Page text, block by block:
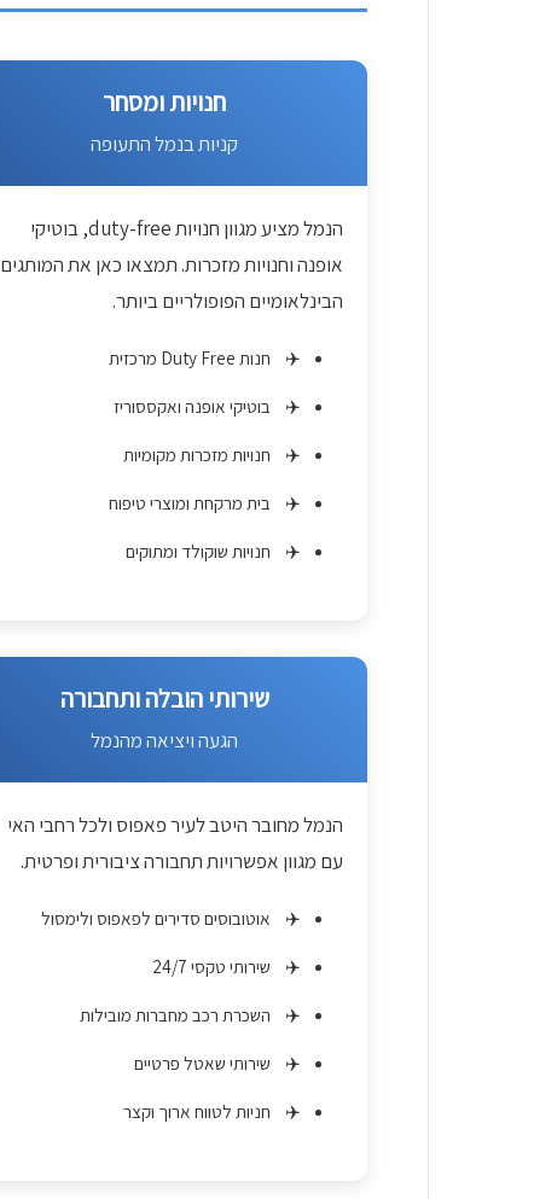
חנויות ומסחר
קניות בנמל התעופה
הנמל מציע מגוון חנויות duty-free, בוטיקי
אופנה וחנויות מזכרות. תמצאו כאן את המותגים
הבינלאומיים הפופולריים ביותר.
חנות Duty Free מרכזית
בוטיקי אופנה ואקססוריז
חנויות מזכרות מקומיות
בית מרקחת ומוצרי טיפוח
חנויות שוקולד ומתוקים
שירותי הובלה ותחבורה
הגעה ויציאה מהנמל
הנמל מחובר היטב לעיר פאפוס ולכל רחבי האי
עם מגוון אפשרויות תחבורה ציבורית ופרטית.
אוטובוסים סדירים לפאפוס ולימסול
שירותי טקסי 24/7
השכרת רכב מחברות מובילות
שירותי שאטל פרטיים
חניות לטווח ארוך וקצר